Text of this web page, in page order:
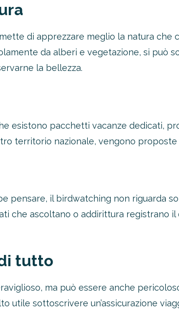
di apprezzare meglio la natura che
da alberi e vegetazione, si può
la bellezza.
esistono pacchetti vacanze dedicati,
territorio nazionale, vengono
pensare, il birdwatching non riguarda
che ascoltano o addirittura registrano
tutto
ma può essere anche
utile sottoscrivere un’assicurazione